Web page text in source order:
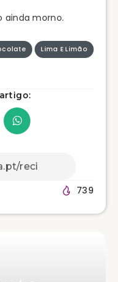
ainda morno.
Lima E Limão
739